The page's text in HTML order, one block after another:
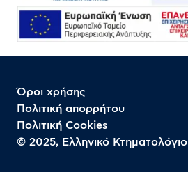
Όροι χρήσης
Πολιτική απορρήτου
Πολιτική Cookies
© 2025, Ελληνικό Κτηματολόγιο